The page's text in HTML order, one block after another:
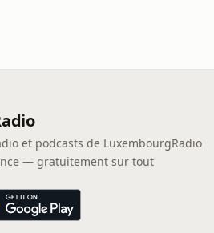
et podcasts de LuxembourgRadio
— gratuitement sur tout